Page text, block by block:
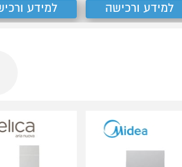
למידע ורכישה למידע